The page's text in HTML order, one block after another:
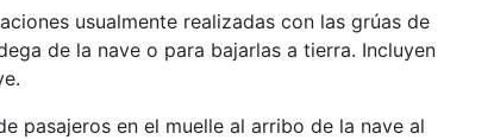
usualmente realizadas con las grúas de
de la nave o para bajarlas a tierra. Incluyen
pasajeros en el muelle al arribo de la nave al